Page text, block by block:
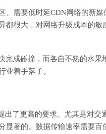
、需要低时延CDN网络的新媒
很大，对网络升级成本的敏
完成碰撞，而各自不熟的水果
业着手落子。
出了更高的要求。尤其是对交
显著的。数据传输速率需要百